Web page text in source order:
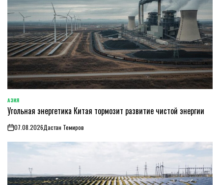
ОПУБЛИКОВАНО
В
АЗИЯ
Угольная энергетика Китая тормозит развитие чистой энергии
on07.08.2026Дастан Темиров